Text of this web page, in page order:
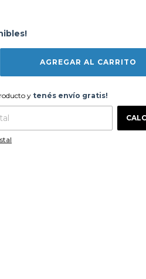
producto ytenés envío
y tenés envío gratis!